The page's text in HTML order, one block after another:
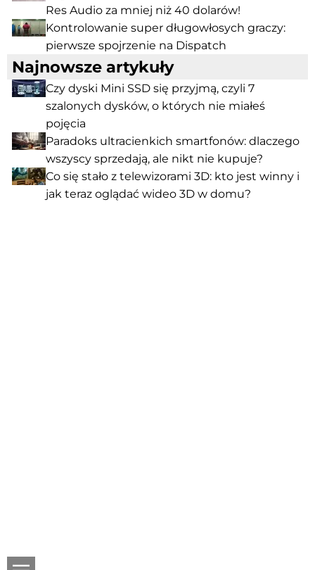
Res Audio za mniej niż 40 dolarów!
Kontrolowanie super długowłosych graczy:
pierwsze spojrzenie na Dispatch
Najnowsze artykuły
Czy dyski Mini SSD się przyjmą, czyli 7
szalonych dysków, o których nie miałeś
pojęcia
Paradoks ultracienkich smartfonów: dlaczego
wszyscy sprzedają, ale nikt nie kupuje?
Co się stało z telewizorami 3D: kto jest winny i
jak teraz oglądać wideo 3D w domu?